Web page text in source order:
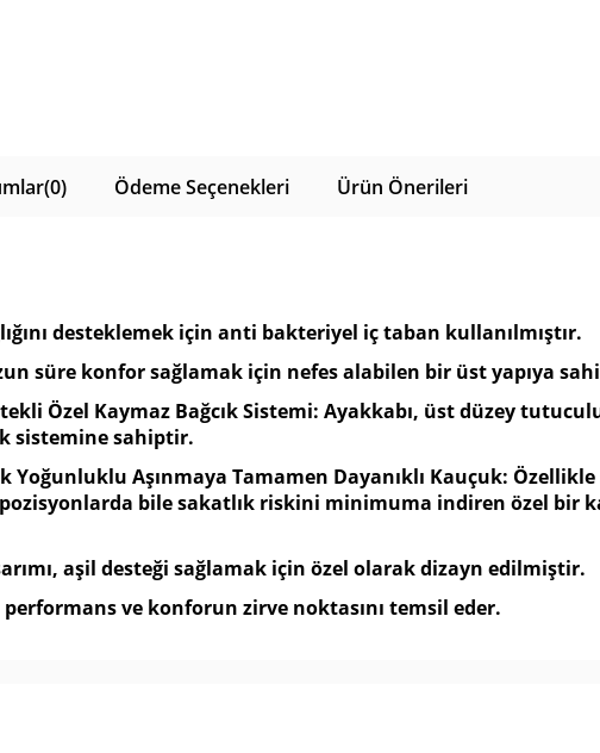
(0) Ödeme Seçenekleri Ürün Önerileri
desteklemek için anti bakteriyel iç taban kullanılmıştır.
süre konfor sağlamak için nefes alabilen bir üst yapıya
Özel Kaymaz Bağcık Sistemi: Ayakkabı, üst düzey
sistemine sahiptir.
Yoğunluklu Aşınmaya Tamamen Dayanıklı Kauçuk:
bile sakatlık riskini minimuma indiren özel bir
aşil desteği sağlamak için özel olarak dizayn edilmiştir.
ve konforun zirve noktasını temsil eder.